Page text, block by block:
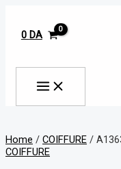
contenu
0 DA
Home / COIFFURE /
COIFFURE
BEAUTY
SALON